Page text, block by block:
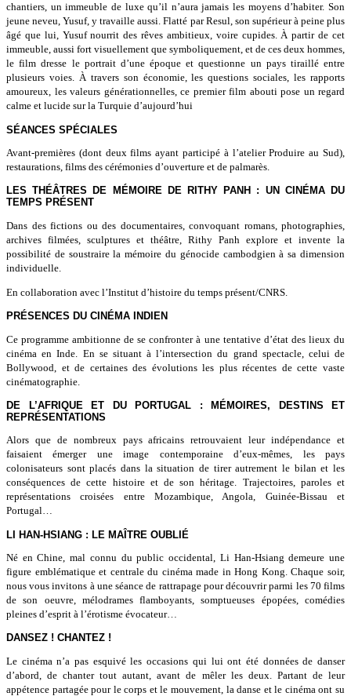
chantiers, un immeuble de luxe qu’il n’aura jamais les moyens d’habiter. Son
jeune neveu, Yusuf, y travaille aussi. Flatté par Resul, son supérieur à peine plus
âgé que lui, Yusuf nourrit des rêves ambitieux, voire cupides. À partir de cet
immeuble, aussi fort visuellement que symboliquement, et de ces deux hommes,
le film dresse le portrait d’une époque et questionne un pays tiraillé entre
plusieurs voies. À travers son économie, les questions sociales, les rapports
amoureux, les valeurs générationnelles, ce premier film abouti pose un regard
calme et lucide sur la Turquie d’aujourd’hui
SÉANCES SPÉCIALES
Avant-premières (dont deux films ayant participé à l’atelier Produire au Sud),
restaurations, films des cérémonies d’ouverture et de palmarès.
LES THÉÂTRES DE MÉMOIRE DE RITHY PANH : UN CINÉMA DU
TEMPS PRÉSENT
Dans des fictions ou des documentaires, convoquant romans, photographies,
archives filmées, sculptures et théâtre, Rithy Panh explore et invente la
possibilité de soustraire la mémoire du génocide cambodgien à sa dimension
individuelle.
En collaboration avec l’Institut d’histoire du temps présent/CNRS.
PRÉSENCES DU CINÉMA INDIEN
Ce programme ambitionne de se confronter à une tentative d’état des lieux du
cinéma en Inde. En se situant à l’intersection du grand spectacle, celui de
Bollywood, et de certaines des évolutions les plus récentes de cette vaste
cinématographie.
DE L’AFRIQUE ET DU PORTUGAL : MÉMOIRES, DESTINS ET
REPRÉSENTATIONS
Alors que de nombreux pays africains retrouvaient leur indépendance et
faisaient émerger une image contemporaine d’eux-mêmes, les pays
colonisateurs sont placés dans la situation de tirer autrement le bilan et les
conséquences de cette histoire et de son héritage. Trajectoires, paroles et
représentations croisées entre Mozambique, Angola, Guinée-Bissau et
Portugal…
LI HAN-HSIANG : LE MAÎTRE OUBLIÉ
Né en Chine, mal connu du public occidental, Li Han-Hsiang demeure une
figure emblématique et centrale du cinéma made in Hong Kong. Chaque soir,
nous vous invitons à une séance de rattrapage pour découvrir parmi les 70 films
de son oeuvre, mélodrames flamboyants, somptueuses épopées, comédies
pleines d’esprit à l’érotisme évocateur…
DANSEZ ! CHANTEZ !
Le cinéma n’a pas esquivé les occasions qui lui ont été données de danser
d’abord, de chanter tout autant, avant de mêler les deux. Partant de leur
appétence partagée pour le corps et le mouvement, la danse et le cinéma ont su